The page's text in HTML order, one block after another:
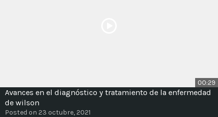
00:29
Avances en el diagnóstico y tratamiento de la enfermedad
de wilson
Posted on 23 octubre, 2021